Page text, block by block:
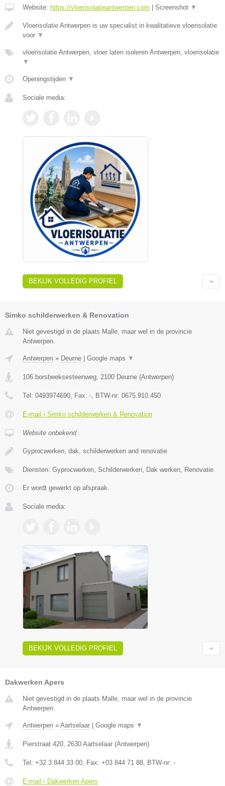
Website: https://vloerisolatieantwerpen.com Screenshot ▼
Vloerisolatie Antwerpen is uw specialist in kwalitatieve vloerisolatie
voor ▼
vloerisolatie Antwerpen, vloer laten isoleren Antwerpen, vloerisolatie
▼
Openingstijden ▼
Sociale media:
BEKIJK VOLLEDIG PROFIEL
Simko schilderwerken & Renovation
Niet gevestigd in de plaats Malle, maar wel in de provincie
Antwerpen.
Antwerpen » Deurne Google maps ▼
106 borsbeeksesteenweg, 2100 Deurne (Antwerpen)
Tel: 0493974690, Fax: -, BTW-nr: 0675.910.450
E-mail › Simko schilderwerken & Renovation
Website onbekend
Gyprocwerken, dak, schilderwerken and renovatie
Diensten: Gyprocwerken, Schilderwerken, Dak werken, Renovatie
Er wordt gewerkt op afspraak.
Sociale media:
BEKIJK VOLLEDIG PROFIEL
Dakwerken Apers
Niet gevestigd in de plaats Malle, maar wel in de provincie
Antwerpen.
Antwerpen » Aartselaar | Google maps ▼
Pierstraat 420 2630 Aartselaar (Antwerpen)
Tel: +32 3 844 33 00 , Fax: +03 844 71 88 , BTW-nr: -
E-mail › Dakwerken Apers